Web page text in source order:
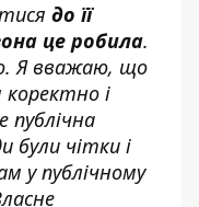
до її
це робила.
Я вважаю, що
коректно і
були чітки і
у публічному